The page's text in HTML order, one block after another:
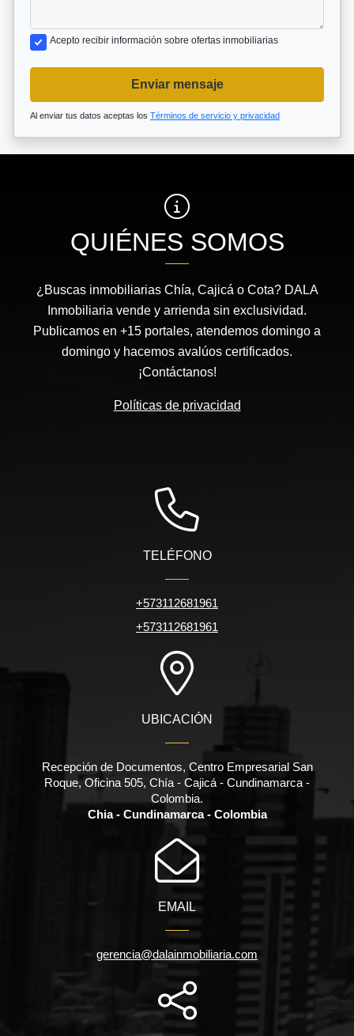
Acepto recibir información sobre ofertas inmobiliarias
Enviar mensaje
Al enviar tus datos aceptas los Términos de servicio y privacidad
QUIÉNES SOMOS
¿Buscas inmobiliarias Chía, Cajicá o Cota? DALA
Inmobiliaria vende y arrienda sin exclusividad.
Publicamos en +15 portales, atendemos domingo a
domingo y hacemos avalúos certificados.
¡Contáctanos!
Políticas de privacidad
TELÉFONO
+573112681961
+573112681961
UBICACIÓN
Recepción de Documentos, Centro Empresarial San
Roque, Oficina 505, Chía - Cajicá - Cundinamarca -
Colombia.
Chia - Cundinamarca - Colombia
EMAIL
gerencia@dalainmobiliaria.com